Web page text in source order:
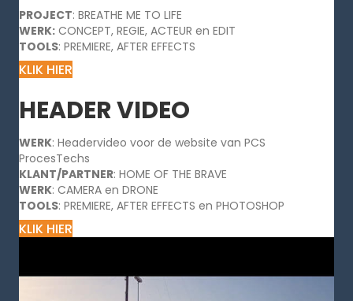
PROJECT: BREATHE ME TO LIFE
WERK: CONCEPT, REGIE, ACTEUR en EDIT
TOOLS: PREMIERE, AFTER EFFECTS
KLIK HIER
HEADER VIDEO
WERK: Headervideo voor de website van PCS
ProcesTechs
KLANT/PARTNER: HOME OF THE BRAVE
WERK: CAMERA en DRONE
TOOLS: PREMIERE, AFTER EFFECTS en PHOTOSHOP
KLIK HIER